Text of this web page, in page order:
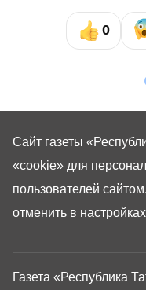
0
Газета «Республика
Сайт газеты
«cookie» для
пользователей
отменить в